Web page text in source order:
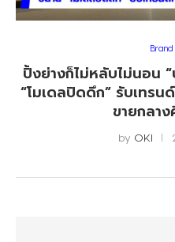
ปิ้งย่างก็ไม่หลับไม่นอน
“โมเดลปิดดึก” รับเทร
ขายกลา
by OKI